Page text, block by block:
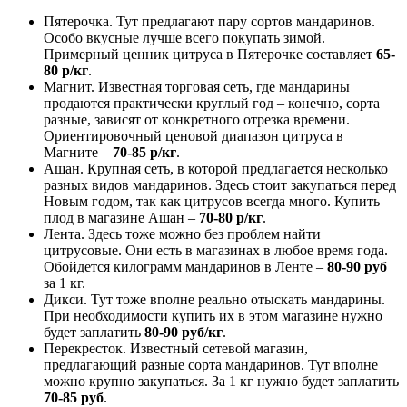
Пятерочка. Тут предлагают пару сортов мандаринов.
Особо вкусные лучше всего покупать зимой.
Примерный ценник цитруса в Пятерочке составляет 65-
80 р/кг.
Магнит. Известная торговая сеть, где мандарины
продаются практически круглый год – конечно, сорта
разные, зависят от конкретного отрезка времени.
Ориентировочный ценовой диапазон цитруса в
Магните – 70-85 р/кг.
Ашан. Крупная сеть, в которой предлагается несколько
разных видов мандаринов. Здесь стоит закупаться перед
Новым годом, так как цитрусов всегда много. Купить
плод в магазине Ашан – 70-80 р/кг.
Лента. Здесь тоже можно без проблем найти
цитрусовые. Они есть в магазинах в любое время года.
Обойдется килограмм мандаринов в Ленте – 80-90 руб
за 1 кг.
Дикси. Тут тоже вполне реально отыскать мандарины.
При необходимости купить их в этом магазине нужно
будет заплатить 80-90 руб/кг.
Перекресток. Известный сетевой магазин,
предлагающий разные сорта мандаринов. Тут вполне
можно крупно закупаться. За 1 кг нужно будет заплатить
70-85 руб.